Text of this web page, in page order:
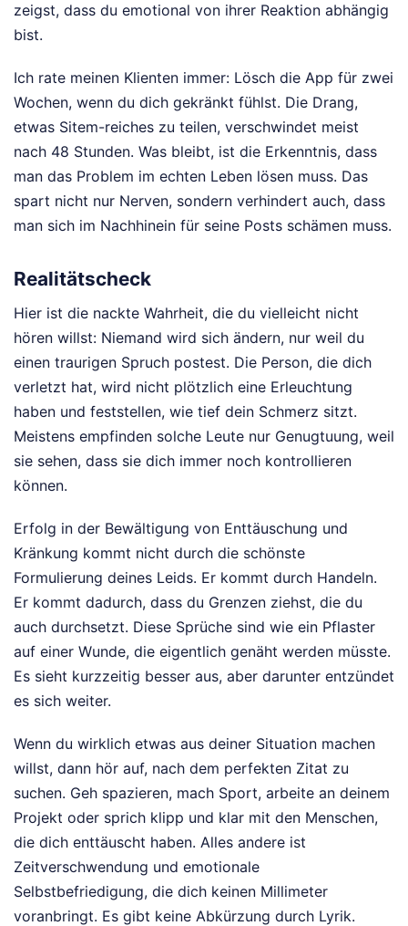
zeigst, dass du emotional von ihrer Reaktion abhängig
bist.
Ich rate meinen Klienten immer: Lösch die App für zwei
Wochen, wenn du dich gekränkt fühlst. Die Drang,
etwas Sitem-reiches zu teilen, verschwindet meist
nach 48 Stunden. Was bleibt, ist die Erkenntnis, dass
man das Problem im echten Leben lösen muss. Das
spart nicht nur Nerven, sondern verhindert auch, dass
man sich im Nachhinein für seine Posts schämen muss.
Realitätscheck
Hier ist die nackte Wahrheit, die du vielleicht nicht
hören willst: Niemand wird sich ändern, nur weil du
einen traurigen Spruch postest. Die Person, die dich
verletzt hat, wird nicht plötzlich eine Erleuchtung
haben und feststellen, wie tief dein Schmerz sitzt.
Meistens empfinden solche Leute nur Genugtuung, weil
sie sehen, dass sie dich immer noch kontrollieren
können.
Erfolg in der Bewältigung von Enttäuschung und
Kränkung kommt nicht durch die schönste
Formulierung deines Leids. Er kommt durch Handeln.
Er kommt dadurch, dass du Grenzen ziehst, die du
auch durchsetzt. Diese Sprüche sind wie ein Pflaster
auf einer Wunde, die eigentlich genäht werden müsste.
Es sieht kurzzeitig besser aus, aber darunter entzündet
es sich weiter.
Wenn du wirklich etwas aus deiner Situation machen
willst, dann hör auf, nach dem perfekten Zitat zu
suchen. Geh spazieren, mach Sport, arbeite an deinem
Projekt oder sprich klipp und klar mit den Menschen,
die dich enttäuscht haben. Alles andere ist
Zeitverschwendung und emotionale
Selbstbefriedigung, die dich keinen Millimeter
voranbringt. Es gibt keine Abkürzung durch Lyrik.